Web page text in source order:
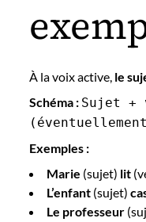
À la voix active, le
Schéma : Sujet +
Exemples :
Marie (sujet) lit
L’enfant (sujet)
Le professeur